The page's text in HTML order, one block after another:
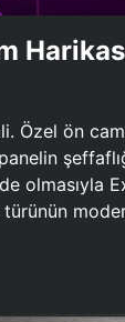
Özel ön cam
olmasıyla